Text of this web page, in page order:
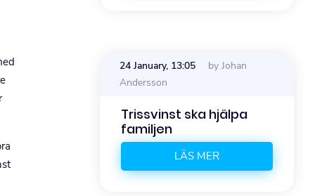
24 January, 13:05
by Johan
Andersson
Trissvinst ska hjälpa
familjen
LÄS MER